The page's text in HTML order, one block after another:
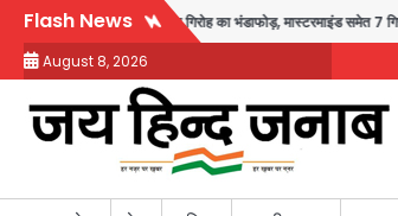
Skip
content
Flash News
नकल कराने वाले अंतरराज्यीय गिरोह का भंडाफोड़, मास्टरमाइंड समेत 7 गिरफ्तार
August 8, 2026